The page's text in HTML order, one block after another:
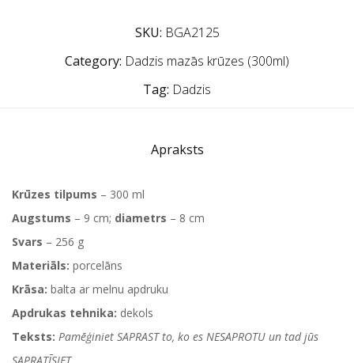
SKU: BGA2125
Category: Dadzis mazās krūzes (300ml)
Tag: Dadzis
Apraksts
Krūzes tilpums – 300 ml
Augstums – 9 cm; diametrs – 8 cm
Svars – 256 g
Materiāls: porcelāns
Krāsa: balta ar melnu apdruku
Apdrukas tehnika: dekols
Teksts: Pamēģiniet SAPRAST to, ko es NESAPROTU un tad jūs